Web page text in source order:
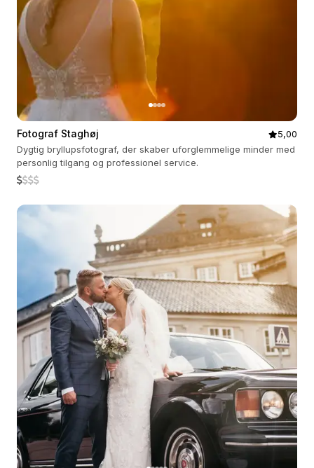
Fotograf Staghøj
5,00
Dygtig bryllupsfotograf, der skaber uforglemmelige minder med
personlig tilgang og professionel service.